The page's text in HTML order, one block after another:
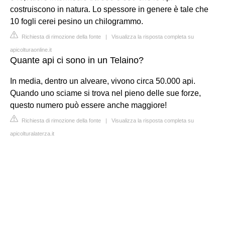
costruiscono in natura. Lo spessore in genere è tale che
10 fogli cerei pesino un chilogrammo.
Richiesta di rimozione della fonte | Visualizza la risposta completa su
apicolturaonline.it
Quante api ci sono in un Telaino?
In media, dentro un alveare, vivono circa 50.000 api.
Quando uno sciame si trova nel pieno delle sue forze,
questo numero può essere anche maggiore!
Richiesta di rimozione della fonte | Visualizza la risposta completa su
apicolturalaterza.it